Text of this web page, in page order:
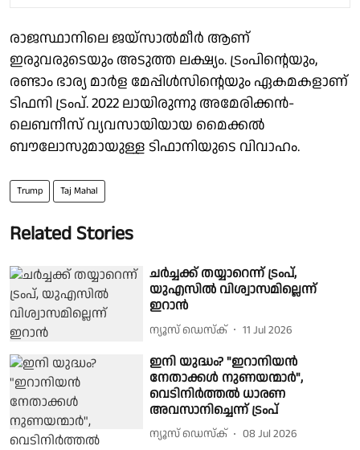
രാജസ്ഥാനിലെ ജയ്‌സാൽമീർ ആണ്
ഇരുവരുടെയും അടുത്ത ലക്ഷ്യം. ട്രംപിന്റെയും,
രണ്ടാം ഭാര്യ മാർള മേപ്പിള്‍സിന്റെയും ഏകമകളാണ്
ടിഫനി ട്രംപ്. 2022 ലായിരുന്നു അമേരിക്കൻ-
ലെബനീസ് വ്യവസായിയായ മൈക്കൽ
ബൗലോസുമായുള്ള ടിഫാനിയുടെ വിവാഹം.
Trump Taj Mahal
Related Stories
ചർച്ചക്ക് തയ്യാറെന്ന് ട്രംപ്,
യുഎസിൽ വിശ്വാസമില്ലെന്ന്
ഇറാൻ
ന്യൂസ് ഡെസ്ക് 11 Jul 2026
ഇനി യുദ്ധം? "ഇറാനിയൻ
നേതാക്കൾ നുണയന്മാർ",
വെടിനിർത്തൽ ധാരണ
അവസാനിച്ചെന്ന് ട്രംപ്
ന്യൂസ് ഡെസ്ക് 08 Jul 2026